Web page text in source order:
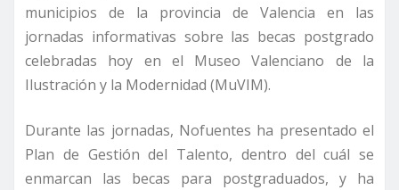
municipios de la provincia de Valencia en las
jornadas informativas sobre las becas postgrado
celebradas hoy en el Museo Valenciano de la
Ilustración y la Modernidad (MuVIM).
Durante las jornadas, Nofuentes ha presentado el
Plan de Gestión del Talento, dentro del cuál se
enmarcan las becas para postgraduados, y ha